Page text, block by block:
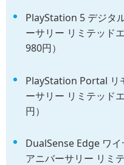
PlayStation 5 デジタ
ーサリー リミテッド
980円）
PlayStation Portal リ
ーサリー リミテッド
円）
DualSense Edge ワ
アニバーサリー リミ